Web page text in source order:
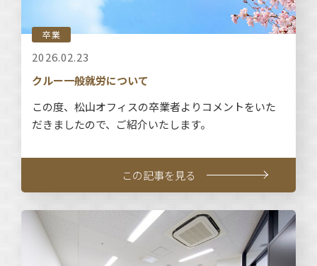
卒業
2026.02.23
クルー一般就労について
この度、松山オフィスの卒業者よりコメントをいた
だきましたので、ご紹介いたします。
この記事を見る